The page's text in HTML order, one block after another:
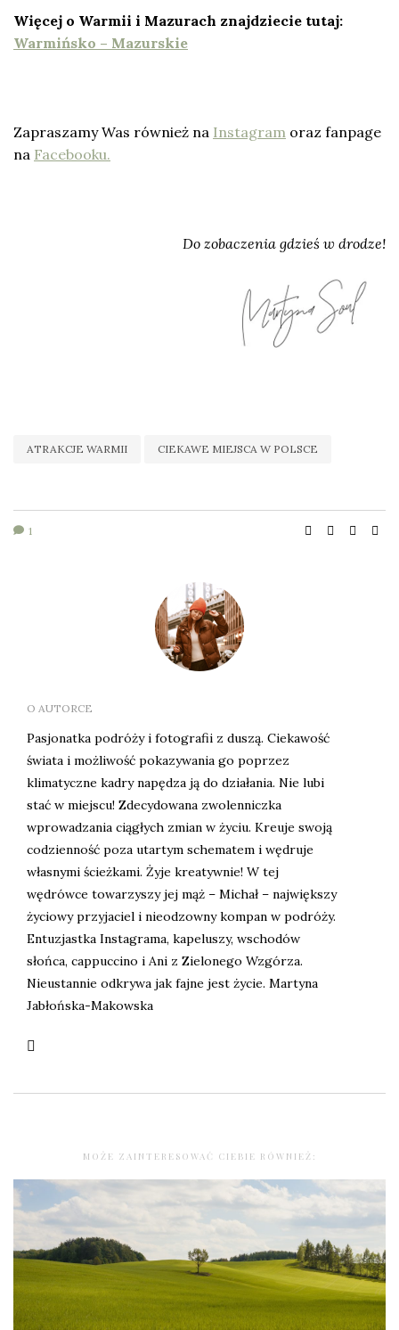
Więcej o Warmii i Mazurach znajdziecie tutaj:
Warmińsko – Mazurskie
Zapraszamy Was również na Instagram oraz fanpage
na Facebooku.
Do zobaczenia gdzieś w drodze!
ATRAKCJE WARMII CIEKAWE MIEJSCA W POLSCE
1
O AUTORCE
Pasjonatka podróży i fotografii z duszą. Ciekawość
świata i możliwość pokazywania go poprzez
klimatyczne kadry napędza ją do działania. Nie lubi
stać w miejscu! Zdecydowana zwolenniczka
wprowadzania ciągłych zmian w życiu. Kreuje swoją
codzienność poza utartym schematem i wędruje
własnymi ścieżkami. Żyje kreatywnie! W tej
wędrówce towarzyszy jej mąż – Michał – największy
życiowy przyjaciel i nieodzowny kompan w podróży.
Entuzjastka Instagrama, kapeluszy, wschodów
słońca, cappuccino i Ani z Zielonego Wzgórza.
Nieustannie odkrywa jak fajne jest życie. Martyna
Jabłońska-Makowska
MOŻE ZAINTERESOWAĆ CIEBIE RÓWNIEŻ: